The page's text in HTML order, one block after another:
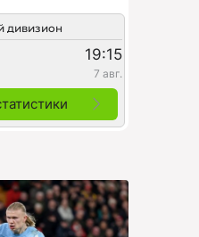
дивизион
19:15
7 авг.